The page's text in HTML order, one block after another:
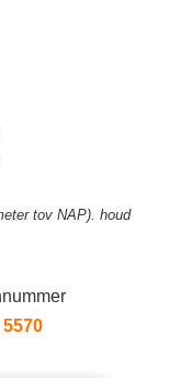
tov NAP). houd
5570